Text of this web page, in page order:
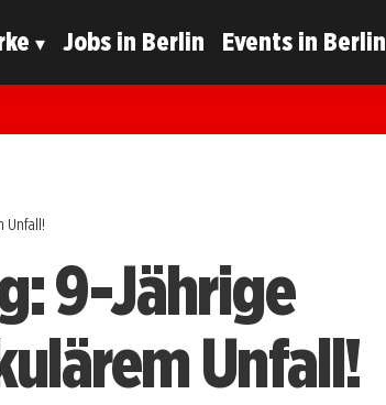
Jobs in Berlin Events in Berlin
Unfall!
9-Jährige
Unfall!